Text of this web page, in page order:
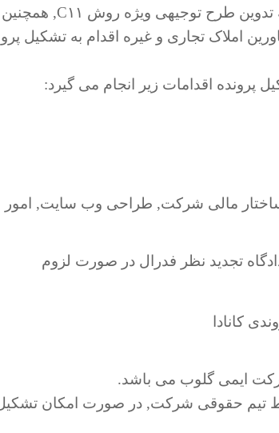
شرکت ایمی گلوب با همکاری تیم با تجربه و تخصصی در زمینه تدوین طرح توجیهی ویژه روش C۱۱, همچنین
املاک تجاری و غیره اقدام به تشکیل
پرونده اقدامات زیر انجام می گیرد:
مالی شرکت, طراحی وب سایت, امور
تجدید نظر فدرال در صورت لزوم
کانادا
ایمی گلوب می باشد.
تیم حقوقی شرکت, در صورت امکان